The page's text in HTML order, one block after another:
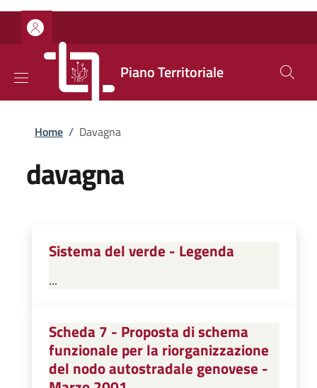
Salta al contenuto principale
Skip to footer content
Piano Territoriale
Briciole di pane
Home / Davagna
davagna
Sistema del verde - Legenda
...
Scheda 7 - Proposta di schema
funzionale per la riorganizzazione
del nodo autostradale genovese -